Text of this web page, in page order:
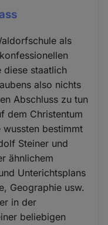
als
diese staatlich
also nichts
Abschluss zu tun
dem Christentum
bestimmt
Steiner und
ähnlichem
Unterichtsplans
Geographie usw.
in der
beliebigen